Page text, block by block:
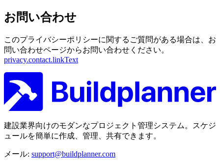
お問い合わせ
このプライバシーポリシーに関するご質問がある場合は、お
問い合わせページからお問い合わせください。
privacy.contact.linkText
建設業界向けのモダンなプロジェクト管理システム。スケジ
ュールを簡単に作成、管理、共有できます。
メール: support@buildplanner.com